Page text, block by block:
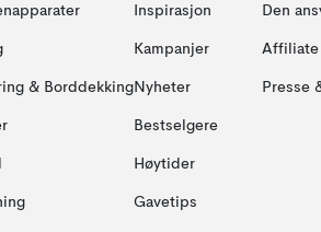
& Borddekking
Inspirasjon
Kampanjer
Nyheter
Bestselgere
Høytider
Gavetips
Den
Affiliate
Presse